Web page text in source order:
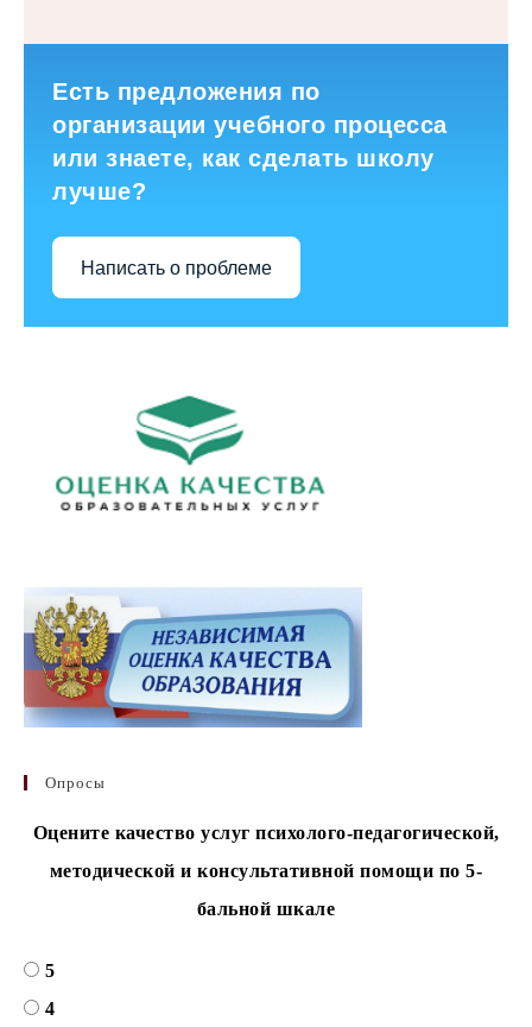
Есть предложения по
организации учебного процесса
или знаете, как сделать школу
лучше?
Написать о проблеме
Опросы
Оцените качество услуг психолого-педагогической,
методической и консультативной помощи по 5-
бальной шкале
5
4